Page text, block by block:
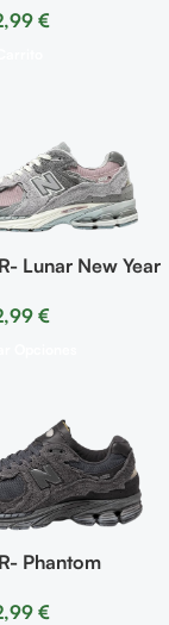
€
Lunar New Year
€
Phantom
€